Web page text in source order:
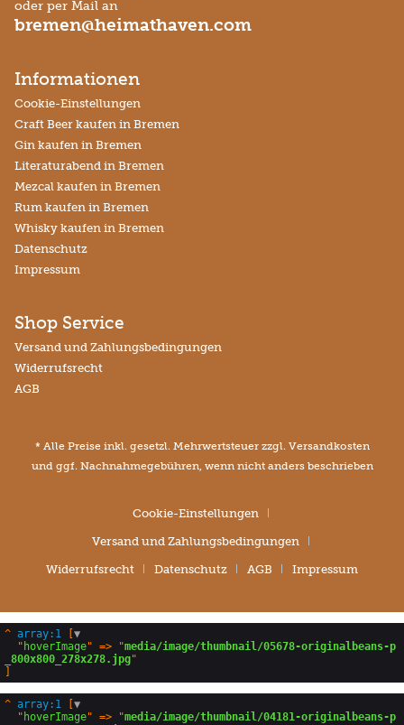
oder per Mail an
bremen@heimathaven.com
Informationen
Cookie-Einstellungen
Craft Beer kaufen in Bremen
Gin kaufen in Bremen
Literaturabend in Bremen
Mezcal kaufen in Bremen
Rum kaufen in Bremen
Whisky kaufen in Bremen
Datenschutz
Impressum
Shop Service
Versand und Zahlungsbedingungen
Widerrufsrecht
AGB
* Alle Preise inkl. gesetzl. Mehrwertsteuer zzgl. Versandkosten
und ggf. Nachnahmegebühren, wenn nicht anders beschrieben
Cookie-Einstellungen
Versand und Zahlungsbedingungen
Widerrufsrecht Datenschutz AGB Impressum
^ array:1
▼
  "
hoverImage" => "media/image/thumbnail/05678-originalbeans-p
_800x800_278x278.jpg
^ array:1
▼
  "
hoverImage" => "media/image/thumbnail/04181-originalbeans-p